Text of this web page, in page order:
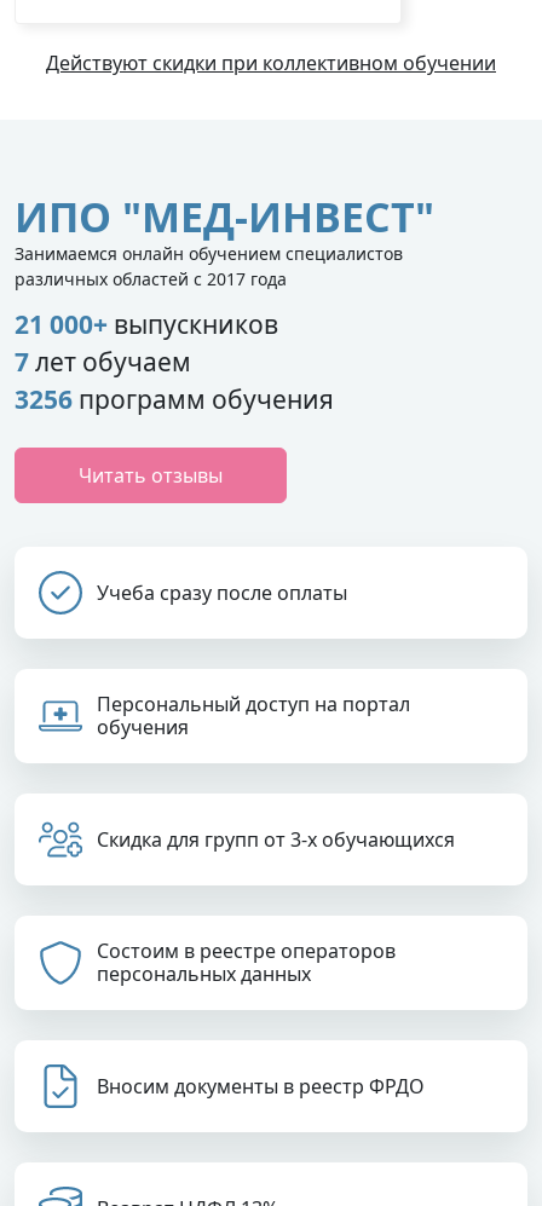
Действуют скидки при коллективном обучении
ИПО "МЕД-ИНВЕСТ"
Занимаемся онлайн обучением специалистов
различных областей с 2017 года
21 000+ выпускников
7лет обучаем
3256 программ обучения
Читать отзывы
Учеба сразу после оплаты
Персональный доступ на портал
обучения
Скидка для групп от 3-х обучающихся
Состоим в реестре операторов
персональных данных
Вносим документы в реестр ФРДО